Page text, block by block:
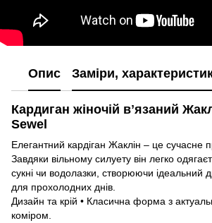
Опис Заміри,
Кардиган жіночій вʼязаний
Sewel
Елегантний кардіган Жаклін – це сучасне
Завдяки вільному силуету він легко
сукні чи водолазки, створюючи ідеальний
для прохолодних днів.
Дизайн та крій • Класична форма з
коміром.